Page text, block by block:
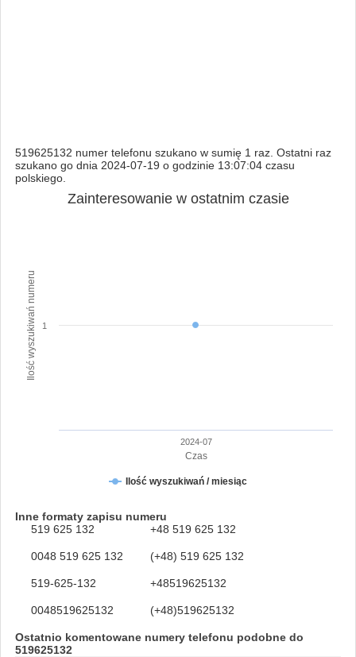
519625132 numer telefonu szukano w sumię 1 raz. Ostatni raz
szukano go dnia 2024-07-19 o godzinie 13:07:04 czasu
polskiego.
Czas
Ilość wyszukiwań numeru
Zainteresowanie w ostatnim czasie
Ilość wyszukiwań / miesiąc
2024-07
1
Inne formaty zapisu numeru
519 625 132
+48 519 625 132
0048 519 625 132 (+48) 519 625 132
519-625-132 +48519625132
0048519625132 (+48)519625132
Ostatnio komentowane numery telefonu podobne do
519625132